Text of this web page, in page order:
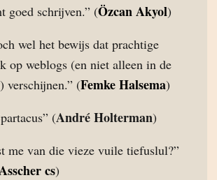
goed schrijven.” (Özcan Akyol)
wel het bewijs dat prachtige
op weblogs (en niet alleen in de
verschijnen.” (Femke Halsema)
(André Holterman)
me van die vieze vuile tiefuslul?”
cs)